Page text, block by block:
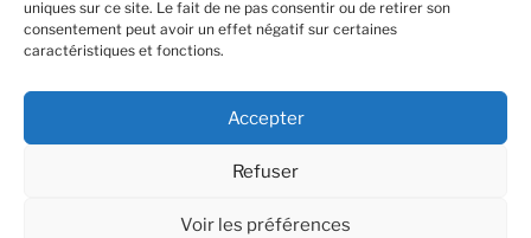
uniques sur ce site. Le fait de ne pas consentir ou de retirer son
consentement peut avoir un effet négatif sur certaines
caractéristiques et fonctions.
Accepter
Refuser
Voir les préférences
WordPress Themeby sumowp.com